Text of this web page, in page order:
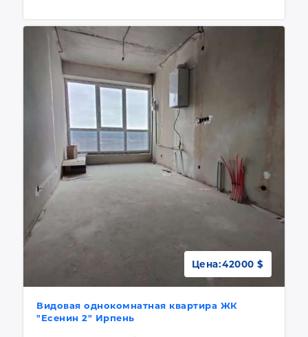
Видовая однокомнатная квартира ЖК
"Есенин 2" Ирпень
Цена:42000 $